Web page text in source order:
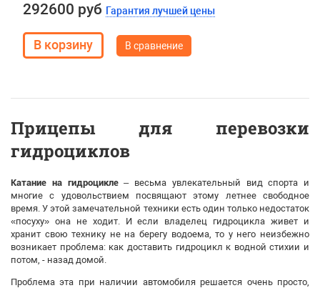
292600 руб Гарантия лучшей цены
В сравнение
Прицепы для перевозки
гидроциклов
Катание на гидроцикле– весьма увлекательный вид спорта и
многие с удовольствием посвящают этому летнее свободное
время. У этой замечательной техники есть один только недостаток
«посуху» она не ходит. И если владелец гидроцикла живет и
хранит свою технику не на берегу водоема, то у него неизбежно
возникает проблема: как доставить гидроцикл к водной стихии и
потом, - назад домой.
Проблема эта при наличии автомобиля решается очень просто,